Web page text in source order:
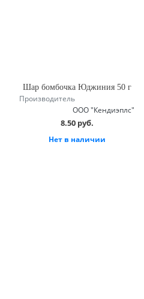
Шар бомбочка Юджиния 50 г
Производитель
ООО "Кендиэплс"
8.50 руб.
Нет в наличии